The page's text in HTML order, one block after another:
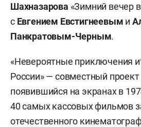
Шахназарова «Зимний вечер в
сЕвгением Евстигнеевым и
Панкратовым-Черным.
«Невероятные приключения
России» — совместный
появившийся на экранах в
40 самых кассовых фильмов
отечественного